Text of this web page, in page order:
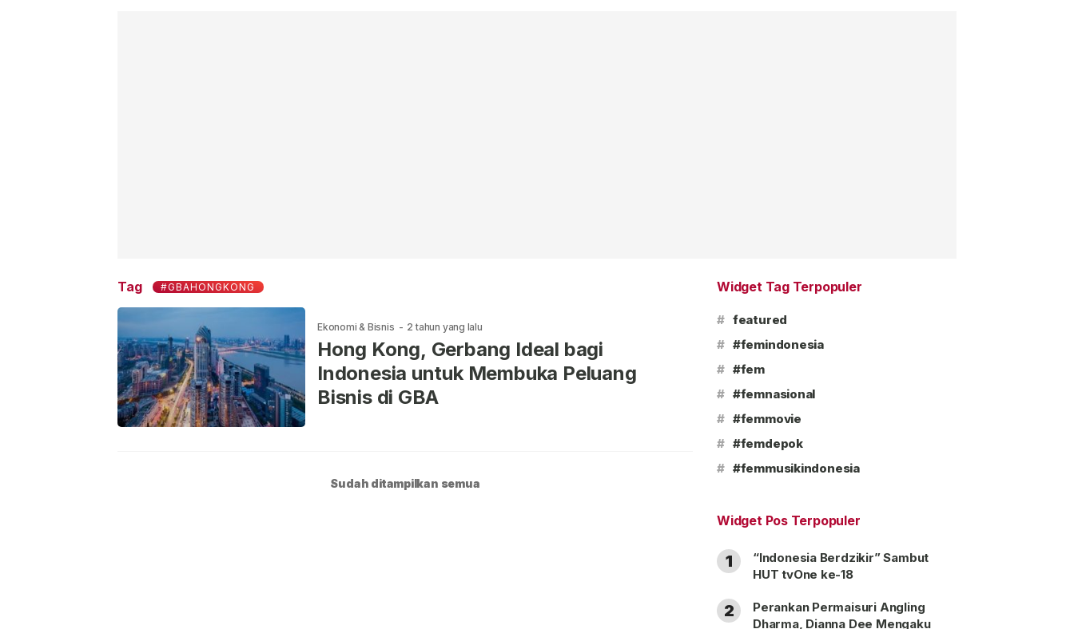
Tag #GBAHONGKONG
Ekonomi & Bisnis - 2 tahun yang lalu
Hong Kong, Gerbang Ideal bagi
Indonesia untuk Membuka Peluang
Bisnis di GBA
Sudah ditampilkan semua
Widget Tag Terpopuler
# featured
# #femindonesia
# #fem
# #femnasional
# #femmovie
# #femdepok
# #femmusikindonesia
Widget Pos Terpopuler
1
“Indonesia Berdzikir” Sambut
HUT tvOne ke-18
2
Perankan Permaisuri Angling
Dharma, Dianna Dee Mengaku